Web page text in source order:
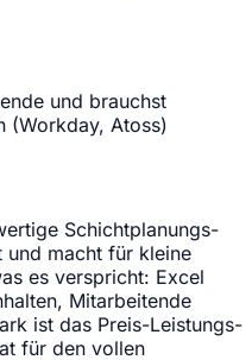
und brauchst
(Workday, Atoss)
Schichtplanungs-
und macht für kleine
es verspricht: Excel
Mitarbeitende
ist das Preis-Leistungs-
für den vollen